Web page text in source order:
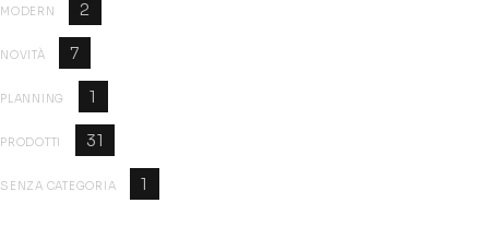
MODERN 2
NOVITÀ 7
PLANNING 1
PRODOTTI 31
SENZA CATEGORIA 1